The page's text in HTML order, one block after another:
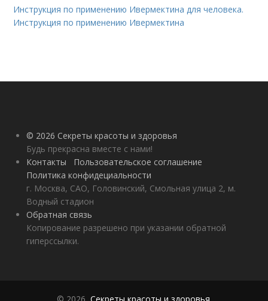
Инструкция по применению Ивермектина для человека.
Инструкция по применению Ивермектина
© 2026 Секреты красоты и здоровья
Будь прекрасна вместе с нами!
Контакты
Пользовательское соглашение
Политика конфидециальности
г. Москва, САО, Головинский, Смольная улица 2, м.
Водный стадион
Обратная связь
Копирование разрешено при указании обратной
гиперссылки.